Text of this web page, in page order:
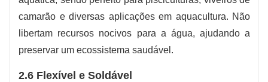
camarão e diversas aplicações em aquacultura. Não
libertam recursos nocivos para a água, ajudando a
preservar um ecossistema saudável.
2.6 Flexível e Soldável